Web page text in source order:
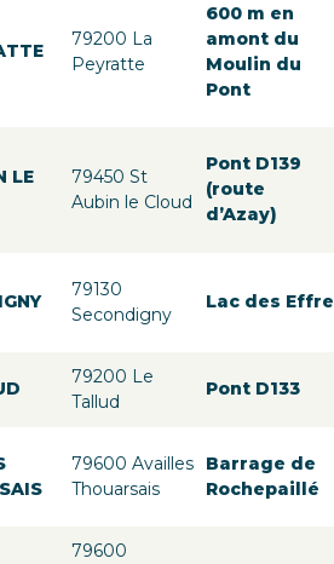
79200 La
Peyratte
600 m en
amont du
Moulin du
Pont
LE
79450 St
Aubin le Cloud
Pont D139
(route
d’Azay)
79130
Secondigny
Lac des
79200 Le
Tallud
Pont D133
79600 Availles
Thouarsais
Barrage de
Rochepaillé
79600